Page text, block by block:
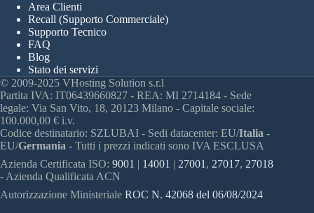
Area Clienti
Recall (Supporto Commerciale)
Supporto Tecnico
FAQ
Blog
Stato dei servizi
© 2009-2025 VHosting Solution s.r.l
Partita IVA: IT06439660827 - REA: MI 2714184 - Sede
legale: Via San Vito, 18, 20123 Milano - Capitale sociale:
100.000,00 € i.v.
Codice destinatario: SZLUBAI - Sedi datacenter: EU/Italia -
EU/Germania - Tutti i prezzi indicati sono IVA ESCLUSA
Azienda Certificata ISO: 9001 | 14001 | 27001 , 27017, 27018
- Azienda Qualificata ACN
Autorizzazione Ministeriale ROC N. 42068 del 06/08/2024